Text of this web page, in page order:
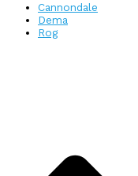
Cannondale
Dema
Rog